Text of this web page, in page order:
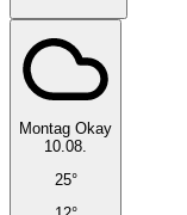
Montag Okay
10.08.
25°